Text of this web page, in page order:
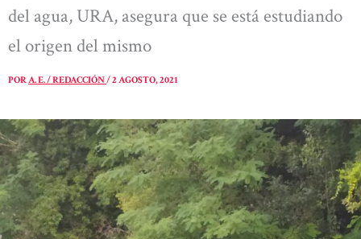
del agua, URA, asegura que se está estudiando
el origen del mismo
PORA. E. / REDACCIÓN/2 AGOSTO, 2021